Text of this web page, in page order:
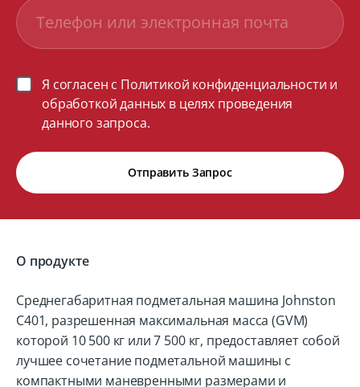
Я согласен с Политикой конфиденциальности и
обработкой данных в целях проведения
данного запроса.
Отправить Запрос
О продукте
Среднегабаритная подметальная машина Johnston
C401, разрешенная максимальная масса (GVM)
которой 10 500 кг или 7 500 кг, предоставляет собой
лучшее сочетание подметальной машины с
компактными маневренными размерами и